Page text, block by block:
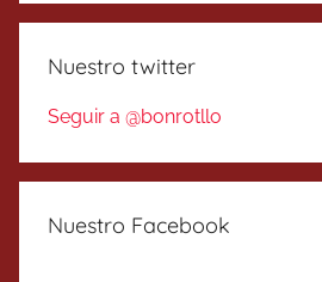
Nuestro twitter
Seguir a @bonrotllo
Nuestro Facebook